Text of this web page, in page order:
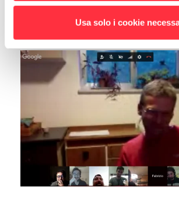
Usa solo i cookie
traslocato in video call.